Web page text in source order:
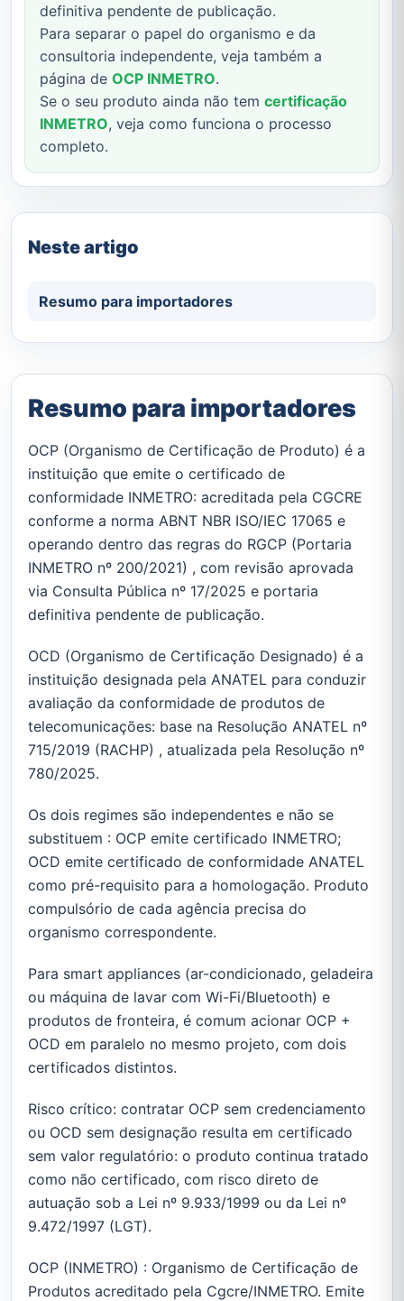
definitiva pendente de publicação.
Para separar o papel do organismo e da
consultoria independente, veja também a
página de OCP INMETRO.
Se o seu produto ainda não tem certificação
INMETRO, veja como funciona o processo
completo.
Neste artigo
Resumo para importadores
Resumo para importadores
OCP (Organismo de Certificação de Produto) é a
instituição que emite o certificado de
conformidade INMETRO: acreditada pela CGCRE
conforme a norma ABNT NBR ISO/IEC 17065 e
operando dentro das regras do RGCP (Portaria
INMETRO nº 200/2021) , com revisão aprovada
via Consulta Pública nº 17/2025 e portaria
definitiva pendente de publicação.
OCD (Organismo de Certificação Designado) é a
instituição designada pela ANATEL para conduzir
avaliação da conformidade de produtos de
telecomunicações: base na Resolução ANATEL nº
715/2019 (RACHP) , atualizada pela Resolução nº
780/2025.
Os dois regimes são independentes e não se
substituem : OCP emite certificado INMETRO;
OCD emite certificado de conformidade ANATEL
como pré-requisito para a homologação. Produto
compulsório de cada agência precisa do
organismo correspondente.
Para smart appliances (ar-condicionado, geladeira
ou máquina de lavar com Wi-Fi/Bluetooth) e
produtos de fronteira, é comum acionar OCP +
OCD em paralelo no mesmo projeto, com dois
certificados distintos.
Risco crítico: contratar OCP sem credenciamento
ou OCD sem designação resulta em certificado
sem valor regulatório: o produto continua tratado
como não certificado, com risco direto de
autuação sob a Lei nº 9.933/1999 ou da Lei nº
9.472/1997 (LGT).
OCP (INMETRO) : Organismo de Certificação de
Produtos acreditado pela Cgcre/INMETRO. Emite